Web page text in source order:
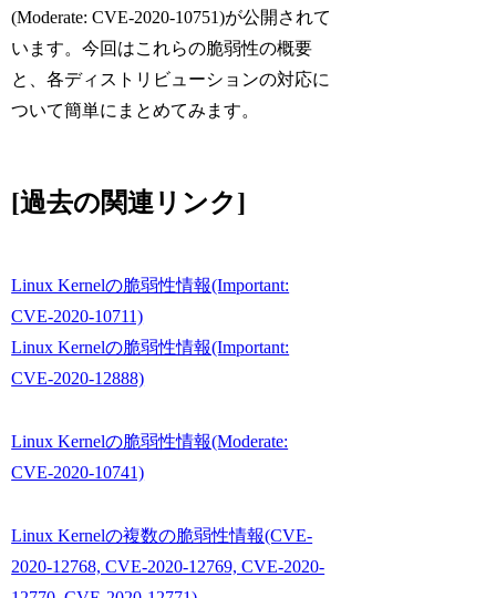
(Moderate: CVE-2020-10751)が公開されて
います。今回はこれらの脆弱性の概要
と、各ディストリビューションの対応に
ついて簡単にまとめてみます。
[過去の関連リンク]
Linux Kernelの脆弱性情報(Important:
CVE-2020-10711)
Linux Kernelの脆弱性情報(Important:
CVE-2020-12888)
Linux Kernelの脆弱性情報(Moderate:
CVE-2020-10741)
Linux Kernelの複数の脆弱性情報(CVE-
2020-12768, CVE-2020-12769, CVE-2020-